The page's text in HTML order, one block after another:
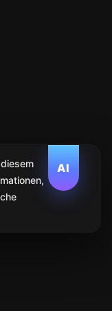
AI